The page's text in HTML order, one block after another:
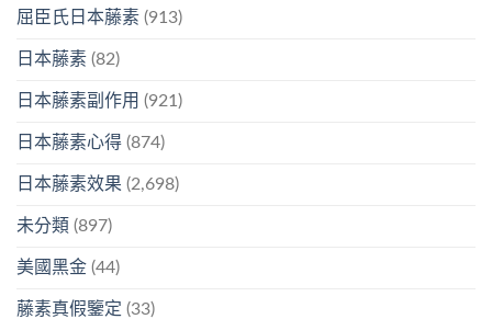
屈臣氏日本藤素 (913)
日本藤素 (82)
日本藤素副作用 (921)
日本藤素心得 (874)
日本藤素效果 (2,698)
未分類 (897)
美國黑金 (44)
藤素真假鑒定 (33)